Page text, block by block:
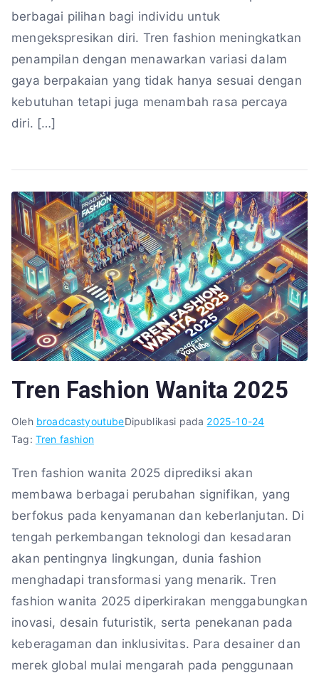
berbagai pilihan bagi individu untuk
mengekspresikan diri. Tren fashion meningkatkan
penampilan dengan menawarkan variasi dalam
gaya berpakaian yang tidak hanya sesuai dengan
kebutuhan tetapi juga menambah rasa percaya
diri. […]
Tren Fashion Wanita 2025
Oleh broadcastyoutubeDipublikasi pada 2025-10-24
Tag: Tren fashion
Tren fashion wanita 2025 diprediksi akan
membawa berbagai perubahan signifikan, yang
berfokus pada kenyamanan dan keberlanjutan. Di
tengah perkembangan teknologi dan kesadaran
akan pentingnya lingkungan, dunia fashion
menghadapi transformasi yang menarik. Tren
fashion wanita 2025 diperkirakan menggabungkan
inovasi, desain futuristik, serta penekanan pada
keberagaman dan inklusivitas. Para desainer dan
merek global mulai mengarah pada penggunaan